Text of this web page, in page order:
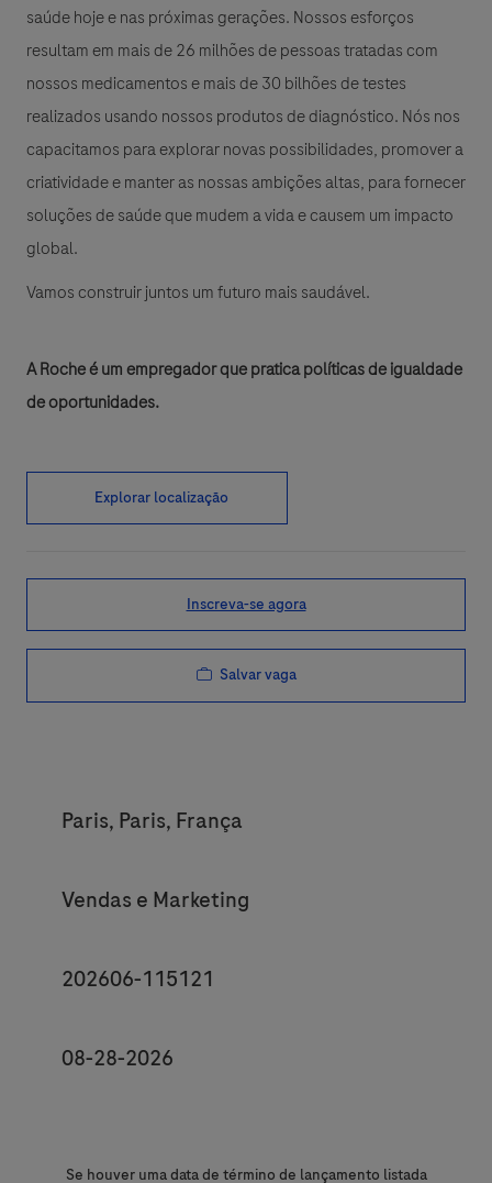
saúde hoje e nas próximas gerações. Nossos esforços
resultam em mais de 26 milhões de pessoas tratadas com
nossos medicamentos e mais de 30 bilhões de testes
realizados usando nossos produtos de diagnóstico. Nós nos
capacitamos para explorar novas possibilidades, promover a
criatividade e manter as nossas ambições altas, para fornecer
soluções de saúde que mudem a vida e causem um impacto
global.
Vamos construir juntos um futuro mais saudável.
A Roche é um empregador que pratica políticas de igualdade
de oportunidades.
Explorar localização
Inscreva-se agora
Salvar vaga
Location
Paris, Paris, França
Category
Vendas e Marketing
JobId
202606-115121
Posting End Date *
08-28-2026
Se houver uma data de término de lançamento listada